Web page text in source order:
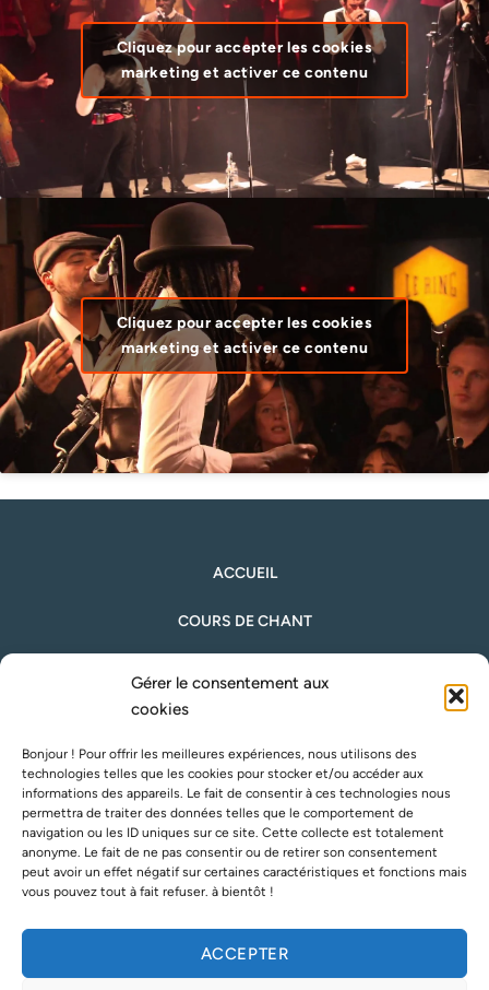
Gérer le consentement aux
cookies
Bonjour ! Pour offrir les meilleures expériences, nous utilisons des
technologies telles que les cookies pour stocker et/ou accéder aux
informations des appareils. Le fait de consentir à ces technologies nous
permettra de traiter des données telles que le comportement de
navigation ou les ID uniques sur ce site. Cette collecte est totalement
anonyme. Le fait de ne pas consentir ou de retirer son consentement
peut avoir un effet négatif sur certaines caractéristiques et fonctions mais
vous pouvez tout à fait refuser. à bientôt !
ACCEPTER
Cliquez pour accepter les cookies
marketing et activer ce contenu
Cliquez pour accepter les cookies
marketing et activer ce contenu
ACCUEIL
COURS DE CHANT
TÉMOIGNAGES
À PROPOS JEAN-MARIE
BLOG
CONTACT
+33 607215458